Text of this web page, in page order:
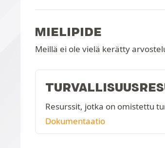
MIELIPIDE
Meillä ei ole vielä kerätty
Resurssit, jotka on omistettu
Dokumentaatio